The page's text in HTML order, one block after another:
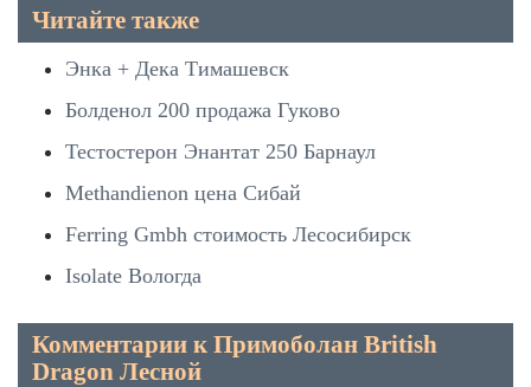
Читайте также
Энка + Дека Тимашевск
Болденол 200 продажа Гуково
Тестостерон Энантат 250 Барнаул
Methandienon цена Сибай
Ferring Gmbh стоимость Лесосибирск
Isolate Вологда
Комментарии к Примоболан British
Dragon Лесной